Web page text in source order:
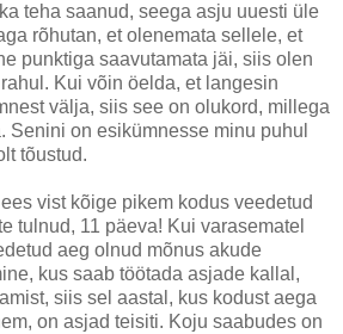
teha saanud, seega asju uuesti üle
rõhutan, et olenemata sellele, et
punktiga saavutamata jäi, siis olen
Kui võin öelda, et langesin
välja, siis see on olukord, millega
Senini on esikümnesse minu puhul
tõustud.
vist kõige pikem kodus veedetud
tulnud, 11 päeva! Kui varasematel
aeg olnud mõnus akude
kus saab töötada asjade kallal,
siis sel aastal, kus kodust aega
on asjad teisiti. Koju saabudes on